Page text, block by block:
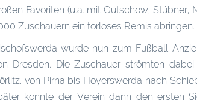
Favoriten (u.a. mit Gütschow, Stübner,
Zuschauern ein torloses Remis abringen.
wurde nun zum Fußball-
Dresden. Die Zuschauer strömten
von Pirna bis Hoyerswerda nach
konnte der Verein dann den ersten